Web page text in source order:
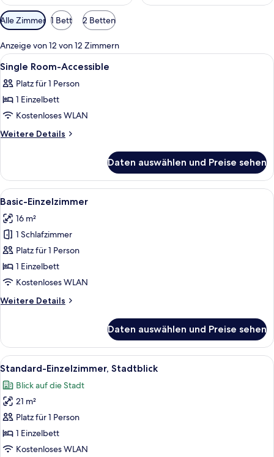
Verfügbare
Filter
für
Zimmer
Alle Zimmer 1 Bett 2 Betten
Anzeige von 12 von 12 Zimmern
Alle
Fotos
für
Single
Room-
Accessible
Zimmersafe, Schreibtisch,
4
Single Room-Accessible
Platz für 1 Person
1 Einzelbett
Kostenloses WLAN
Weitere Details
Weitere
Room-
Accessible
Daten auswählen und Preise sehen
Alle
Fotos
für
Basic-
Einzelzimmer
anzeigen
Ein Hotelzimmer mit Bett,
8
Basic-Einzelzimmer
16 m²
1 Schlafzimmer
Platz für 1 Person
1 Einzelbett
Kostenloses WLAN
Weitere Details
Weitere
Einzelzimmer
Daten auswählen und Preise sehen
Alle
Fotos
für
Standard-
Einzelzimmer,
Stadtblick
anzeigen
Zimmersafe, Schreibtisch,
7
Standard-Einzelzimmer, Stadtblick
Blick auf die Stadt
21 m²
Platz für 1 Person
1 Einzelbett
Kostenloses WLAN